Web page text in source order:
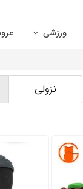
ورزشی
نزولی